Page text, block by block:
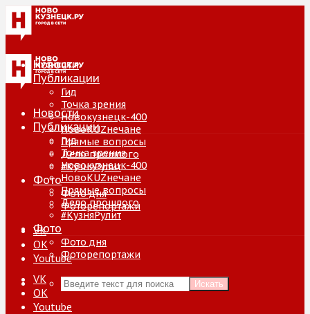
Новости
Публикации
Гид
Точка зрения
Новокузнецк-400
НовоKUZнечане
Прямые вопросы
Дело прошлого
#КузняРулит
Фото
Фото дня
Фоторепортажи
VK
ОК
Youtube
Искать
Новости
Публикации
Гид
Точка зрения
Новокузнецк-400
НовоKUZнечане
Прямые вопросы
Дело прошлого
#КузняРулит
Фото
Фото дня
Фоторепортажи
VK
ОК
Youtube